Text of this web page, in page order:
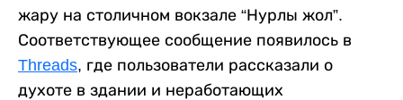
жару на столичном вокзале “Нурлы жол”.
Соответствующее сообщение появилось в
Threads, где пользователи рассказали о
духоте в здании и неработающих